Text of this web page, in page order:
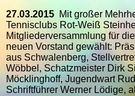
27.03.2015 Mit großer
Tennisclubs Rot-Weiß
Mitgliederversammlung für
neuen Vorstand gewählt:
aus Schwalenberg,
Wöbbel, Schatzmeister Dirk
Möcklinghoff, Jugendwart
Schriftführer Werner Lödige,